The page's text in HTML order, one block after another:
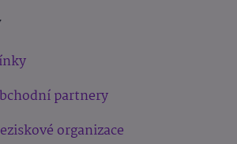
partnery
organizace